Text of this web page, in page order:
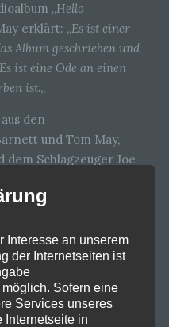
„Hello
erklärt: „Es ist einer
Album geschrieben und
ist eine Ode an einen
ist.„
den
und Tom May,
dem Schlagzeuger Joe
und zogen
Debüt bei Epitaph
Impossible Past„, das
zum Album des
erschienenes viertes
der New York
Songwriting
Interesse an unserem
der Internetseiten ist
Sofern eine
Services unseres
Internetseite in